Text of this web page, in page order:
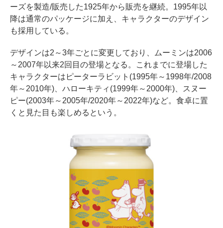
ーズを製造/販売した1925年から販売を継続。1995年以
降は通常のパッケージに加え、キャラクターのデザイン
も採用している。
デザインは2～3年ごとに変更しており、ムーミンは2006
～2007年以来2回目の登場となる。これまでに登場した
キャラクターはピーターラビット(1995年～1998年/2008
年～2010年)、ハローキティ(1999年～2000年)、スヌー
ピー(2003年～2005年/2020年～2022年)など。食卓に置
くと見た目も楽しめるという。